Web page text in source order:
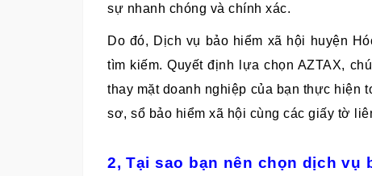
sự nhanh chóng và chính xác.
Do đó, Dịch vụ bảo hiểm xã hội huyện
tìm kiếm. Quyết định lựa chọn AZTAX,
thay mặt doanh nghiệp của bạn thực hiện
sơ, sổ bảo hiểm xã hội cùng các giấy tờ
2, Tại sao bạn nên chọn dịch vụ